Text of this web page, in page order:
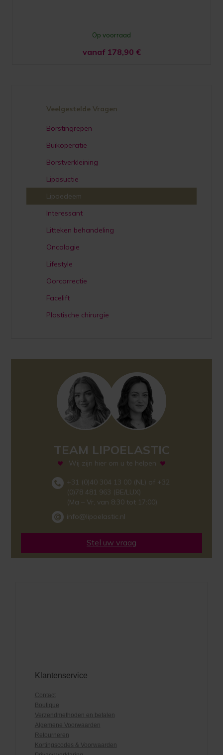
Op voorraad
vanaf 178,90 €
Veelgestelde Vragen
Borstingrepen
Buikoperatie
Borstverkleining
Liposuctie
Lipoedeem
Interessant
Litteken behandeling
Oncologie
Lifestyle
Oorcorrectie
Facelift
Plastische chirurgie
TEAM LIPOELASTIC
Wij zijn hier om u te helpen
+31 (0)40 304 13 00 (NL) of +32
(0)78 481 963 (BE/LUX)
(Ma – Vr, van 8:30 tot 17:00)
info@lipoelastic.nl
Stel uw vraag
Klantenservice
Contact
Boutique
Verzendmethoden en betalen
Algemene Voorwaarden
Retourneren
Kortingscodes & Voorwaarden